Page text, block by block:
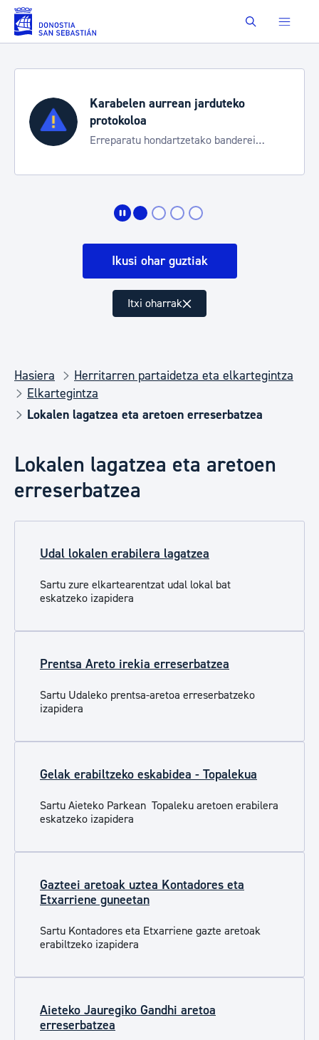
Eduki nagusira joan Buscar
Karabelen aurrean jarduteko
protokoloa
Erreparatu hondartzetako banderei
Ikusi ohar guztiak
Itxi oharrak
Hasiera
Herritarren partaidetza eta elkartegintza
Elkartegintza
Lokalen lagatzea eta aretoen erreserbatzea
Lokalen lagatzea eta aretoen
erreserbatzea
Udal lokalen erabilera lagatzea
Sartu zure elkartearentzat udal lokal bat
eskatzeko izapidera
Prentsa Areto irekia erreserbatzea
Sartu Udaleko prentsa-aretoa erreserbatzeko
izapidera
Gelak erabiltzeko eskabidea - Topalekua
Sartu Aieteko Parkean Topaleku aretoen erabilera
eskatzeko izapidera
Gazteei aretoak uztea Kontadores eta
Etxarriene guneetan
Sartu Kontadores eta Etxarriene gazte aretoak
erabiltzeko izapidera
Aieteko Jauregiko Gandhi aretoa
erreserbatzea